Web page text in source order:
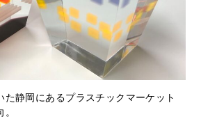
た静岡にあるプラスチックマーケット